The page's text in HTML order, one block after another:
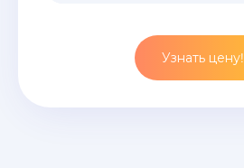
Узнать цену!